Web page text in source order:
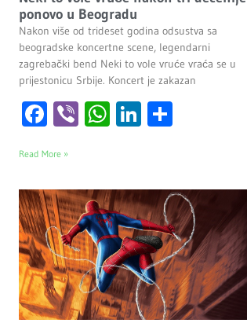
ponovo u Beogradu
Nakon više od trideset godina odsustva sa
beogradske koncertne scene, legendarni
zagrebački bend Neki to vole vruće vraća se u
prijestonicu Srbije. Koncert je zakazan
Facebook
ViberWhatsApp
LinkedIn
Read More »